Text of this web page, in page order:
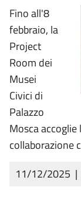
Fino all'8
febbraio, la
Project
Room dei
Musei
Civici di
Palazzo
Mosca
collaborazione
11/12/2025 |